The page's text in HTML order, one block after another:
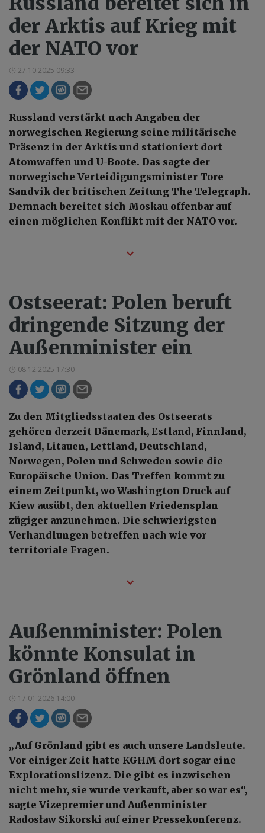
der Arktis auf Krieg mit
der NATO vor
27.10.2025 09:33
Russland verstärkt nach Angaben der
norwegischen Regierung seine militärische
Präsenz in der Arktis und stationiert dort
Atomwaffen und U-Boote. Das sagte der
norwegische Verteidigungsminister Tore
Sandvik der britischen Zeitung The Telegraph.
Demnach bereitet sich Moskau offenbar auf
einen möglichen Konflikt mit der NATO vor.
Ostseerat: Polen beruft
dringende Sitzung der
Außenminister ein
08.12.2025 17:30
Zu den Mitgliedsstaaten des Ostseerats
gehören derzeit Dänemark, Estland, Finnland,
Island, Litauen, Lettland, Deutschland,
Norwegen, Polen und Schweden sowie die
Europäische Union. Das Treffen kommt zu
einem Zeitpunkt, wo Washington Druck auf
Kiew ausübt, den aktuellen Friedensplan
zügiger anzunehmen. Die schwierigsten
Verhandlungen betreffen nach wie vor
territoriale Fragen.
Außenminister: Polen
könnte Konsulat in
Grönland öffnen
17.01.2026 14:00
„Auf Grönland gibt es auch unsere Landsleute.
Vor einiger Zeit hatte KGHM dort sogar eine
Explorationslizenz. Die gibt es inzwischen
nicht mehr, sie wurde verkauft, aber so war es“,
sagte Vizepremier und Außenminister
Radosław Sikorski auf einer Pressekonferenz.